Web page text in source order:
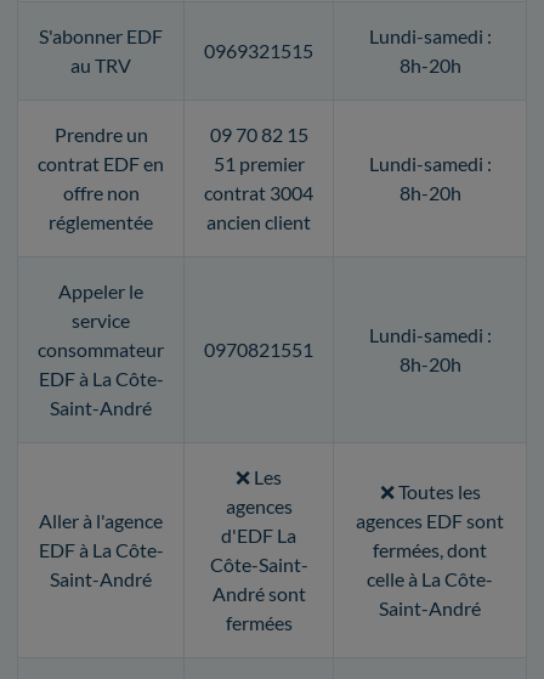
S'abonner EDF
au TRV
0969321515
Lundi-samedi :
8h-20h
Prendre un
contrat EDF en
offre non
réglementée
09 70 82 15
51 premier
contrat 3004
ancien client
Lundi-samedi :
8h-20h
Appeler le
service
consommateur
EDF à La Côte-
Saint-André
0970821551
Lundi-samedi :
8h-20h
Aller à l'agence
EDF à La Côte-
Saint-André
❌ Les
agences
d'EDF La
Côte-Saint-
André sont
fermées
❌ Toutes les
agences EDF sont
fermées, dont
celle à La Côte-
Saint-André